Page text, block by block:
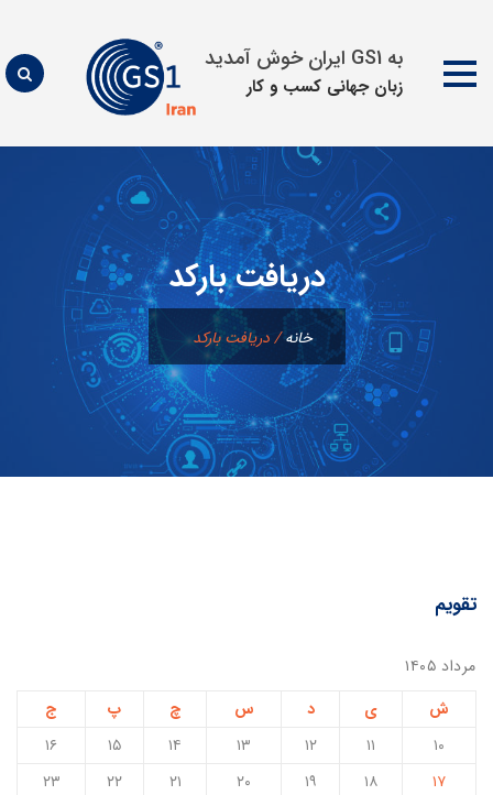
به GS1 ایران خوش آمدید
زبان جهانی كسب و كار
محتوا
دریافت بارکد
خانه/دریافت بارکد
تقویم
مرداد ۱۴۰۵
ش
ی د س چ پ
ج
۱۰
۱۱ ۱۲ ۱۳ ۱۴ ۱۵
۱۶
۱۷
۱۸ ۱۹ ۲۰ ۲۱ ۲۲
۲۳